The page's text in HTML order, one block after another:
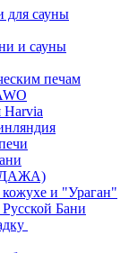
для сауны
и сауны
печам
Harvia
и "Ураган"
Бани